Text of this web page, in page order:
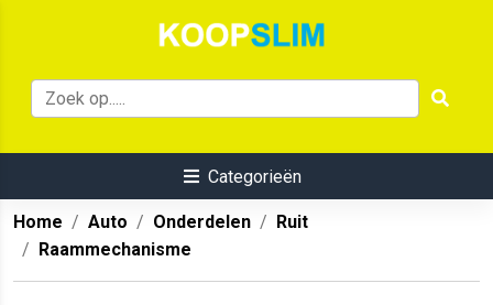
Categorieën
Home Auto Onderdelen
Ruit
Raammechanisme